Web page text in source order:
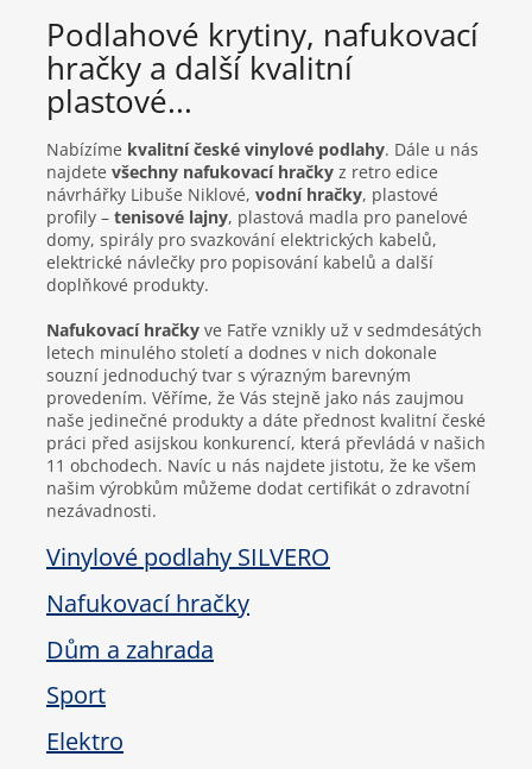
Podlahové krytiny, nafukovací
hračky a další kvalitní
plastové...
Nabízíme kvalitní české vinylové podlahy. Dále u nás
najdete všechny nafukovací hračky z retro edice
návrhářky Libuše Niklové, vodní hračky, plastové
profily – tenisové lajny, plastová madla pro panelové
domy, spirály pro svazkování elektrických kabelů,
elektrické návlečky pro popisování kabelů a další
doplňkové produkty.
Nafukovací hračky ve Fatře vznikly už v sedmdesátých
letech minulého století a dodnes v nich dokonale
souzní jednoduchý tvar s výrazným barevným
provedením. Věříme, že Vás stejně jako nás zaujmou
naše jedinečné produkty a dáte přednost kvalitní české
práci před asijskou konkurencí, která převládá v našich
11 obchodech. Navíc u nás najdete jistotu, že ke všem
našim výrobkům můžeme dodat certifikát o zdravotní
nezávadnosti.
Vinylové podlahy SILVERO
Nafukovací hračky
Dům a zahrada
Sport
Elektro